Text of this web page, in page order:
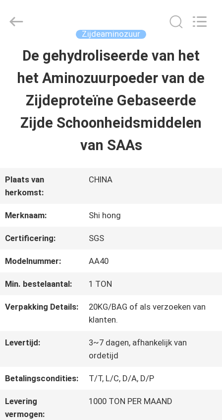
HUIS
PRODUCTEN
VIDEOS
ONS
KWALITEITSCONTROLE
CONTACTEER
OM EEN
CITAAT
Sichuan
Reserved.
Zijdeaminozuur
De gehydroliseerde van het
het Aminozuurpoeder van de
Zijdeproteïne Gebaseerde
Zijde Schoonheidsmiddelen
van SAAs
Plaats van
herkomst:
CHINA
Merknaam: Shi hong
Certificering: SGS
Modelnummer: AA40
Min. bestelaantal: 1 TON
Verpakking Details:
20KG/BAG of als verzoeken van
klanten.
Levertijd:
3~7 dagen, afhankelijk van
ordetijd
Betalingscondities: T/T, L/C, D/A, D/P
Levering
vermogen:
1000 TON PER MAAND